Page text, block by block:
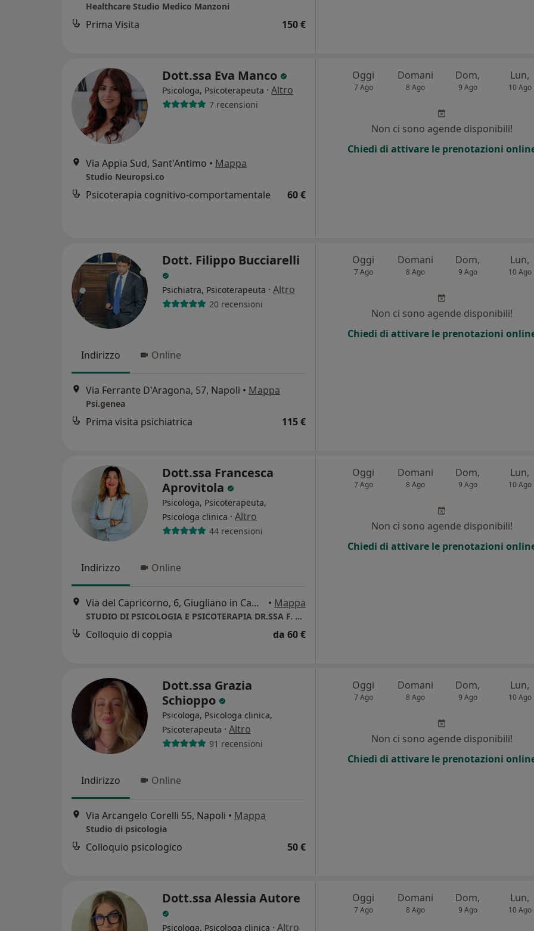
Healthcare Studio Medico Manzoni
Prima Visita 150 €
Dott.ssa Eva Manco
Psicologa, Psicoterapeuta · Altro
7 recensioni
Via Appia Sud, Sant'Antimo • Mappa
Studio Neuropsi.co
Psicoterapia cognitivo-comportamentale 60 €
Oggi
7 Ago
Domani
8 Ago
Dom,
9 Ago
Lun,
10 Ago
Non ci sono agende disponibili!
Chiedi di attivare le prenotazioni
Dott. Filippo Bucciarelli
Psichiatra, Psicoterapeuta · Altro
20 recensioni
Indirizzo Online
Via Ferrante D'Aragona, 57, Napoli • Mappa
Psi.genea
Prima visita psichiatrica 115 €
Oggi
7 Ago
Domani
8 Ago
Dom,
9 Ago
Lun,
10 Ago
Non ci sono agende disponibili!
Chiedi di attivare le prenotazioni
Dott.ssa Francesca
Aprovitola
Psicologa, Psicoterapeuta,
Psicologa clinica · Altro
44 recensioni
Indirizzo Online
Via del Capricorno, 6, Giugliano in Campania • Mappa
STUDIO DI PSICOLOGIA E PSICOTERAPIA DR.SSA F. APROVITOLA
Colloquio di coppia da 60 €
Oggi
7 Ago
Domani
8 Ago
Dom,
9 Ago
Lun,
10 Ago
Non ci sono agende disponibili!
Chiedi di attivare le prenotazioni
Dott.ssa Grazia
Schioppo
Psicologa, Psicologa clinica,
Psicoterapeuta · Altro
91 recensioni
Indirizzo Online
Via Arcangelo Corelli 55, Napoli • Mappa
Studio di psicologia
Colloquio psicologico 50 €
Oggi
7 Ago
Domani
8 Ago
Dom,
9 Ago
Lun,
10 Ago
Non ci sono agende disponibili!
Chiedi di attivare le prenotazioni
Dott.ssa Alessia Autore
Psicologa, Psicologa clinica · Altro
Oggi
7 Ago
Domani
8 Ago
Dom,
9 Ago
Lun,
10 Ago